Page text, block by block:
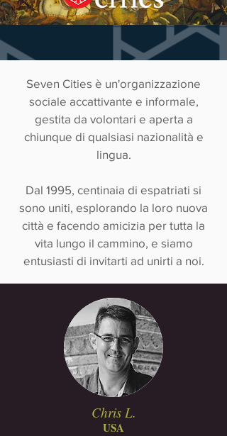
Seven Cities è un'organizzazione
sociale accattivante e informale,
gestita da volontari e aperta a
chiunque di qualsiasi nazionalità e
lingua.
Dal 1995, centinaia di espatriati si
sono uniti, esplorando la loro nuova
città e facendo amicizia per tutta la
vita lungo il cammino, e siamo
entusiasti di invitarti ad unirti a noi.
Chris L.
USA